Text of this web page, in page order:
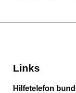
L
I
Links
Hilfetelefon